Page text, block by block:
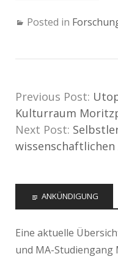
Posted in
Previous Post:
Kulturraum
Next Post:
wissenschaftlichen
ANKÜNDIGUNG
Eine aktuelle
und MA-Studiengang